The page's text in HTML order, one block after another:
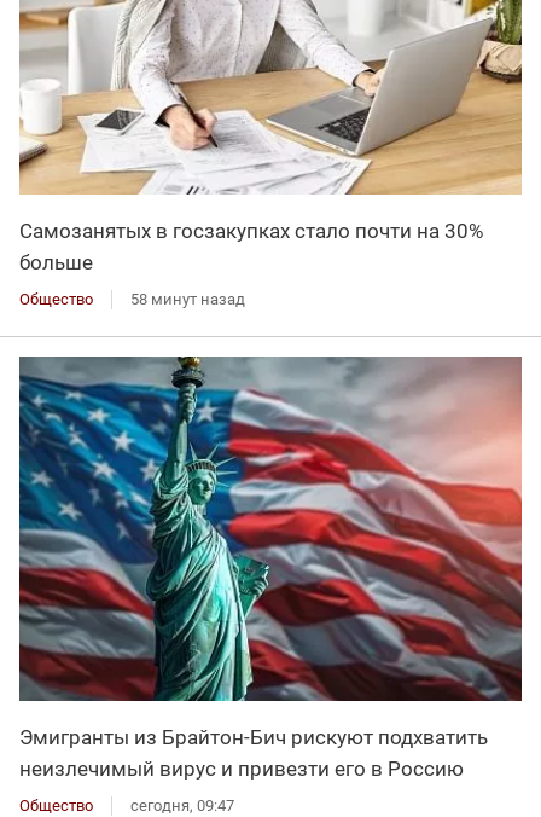
Самозанятых в госзакупках стало почти на 30%
больше
Общество 58 минут назад
Эмигранты из Брайтон-Бич рискуют подхватить
неизлечимый вирус и привезти его в Россию
Общество сегодня, 09:47